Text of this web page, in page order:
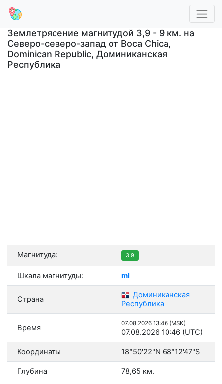
Землетрясение магнитудой 3,9 - 9 км. на
Северо-северо-запад от Boca Chica,
Dominican Republic, Доминиканская
Республика
Магнитуда: 3.9
Шкала магнитуды: ml
Страна
Доминиканская
Республика
Время 07.08.2026 13:46 (MSK)
07.08.2026 10:46 (UTC)
Координаты 18°50'22"N 68°12'47"S
Глубина 78,65 км.